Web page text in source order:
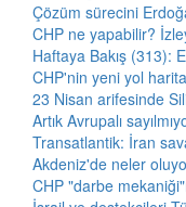
Çözüm sürecini
CHP ne yapabilir?
Haftaya Bakış (313):
CHP'nin yeni yol
23 Nisan arifesinde
Artık Avrupalı
Transatlantik: İran
Akdeniz'de neler
CHP "darbe